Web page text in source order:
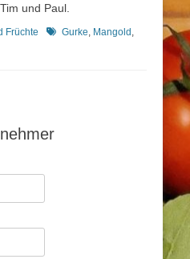
und Paul.
Früchte Schlagworte
Gurke, Mangold,